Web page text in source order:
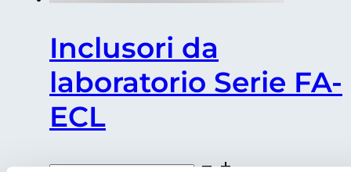
Inclusori da
laboratorio Serie FA-
ECL
Inclusori